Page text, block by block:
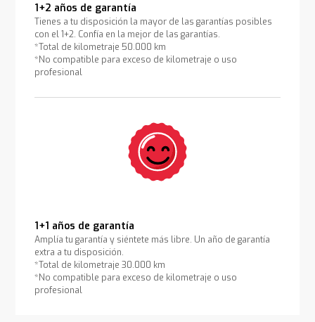
1+2 años de garantía
Tienes a tu disposición la mayor de las garantías posibles
con el 1+2. Confía en la mejor de las garantías.
*Total de kilometraje 50.000 km
*No compatible para exceso de kilometraje o uso
profesional
1+1 años de garantía
Amplía tu garantía y siéntete más libre. Un año de garantía
extra a tu disposición.
*Total de kilometraje 30.000 km
*No compatible para exceso de kilometraje o uso
profesional